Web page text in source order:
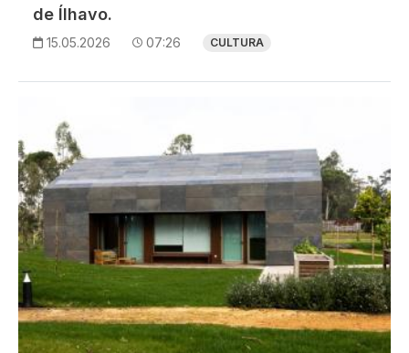
de Ílhavo.
15.05.2026 07:26 CULTURA